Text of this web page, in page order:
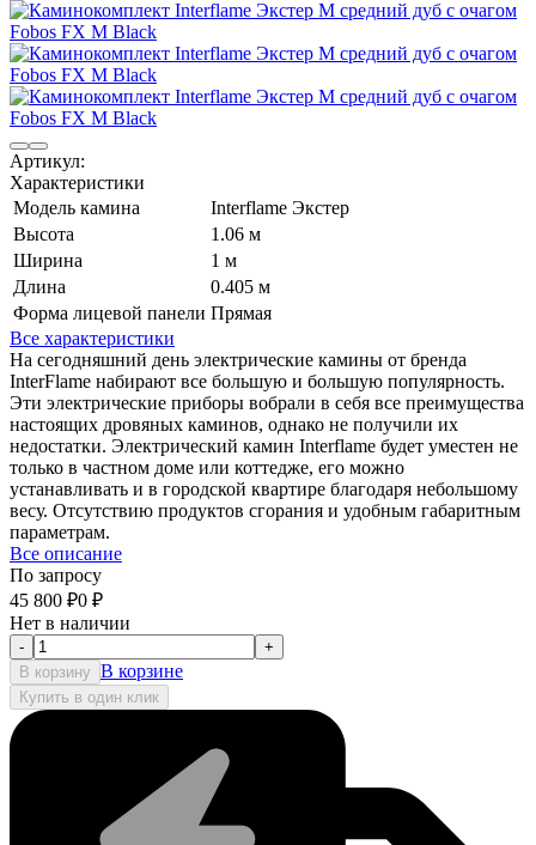
Артикул:
Характеристики
Модель камина
Interflame Экстер
Высота
1.06 м
Ширина
1 м
Длина
0.405 м
Форма лицевой панели Прямая
Все характеристики
На сегодняшний день электрические камины от бренда
InterFlame набирают все большую и большую популярность.
Эти электрические приборы вобрали в себя все преимущества
настоящих дровяных каминов, однако не получили их
недостатки. Электрический камин Interflame будет уместен не
только в частном доме или коттедже, его можно
устанавливать и в городской квартире благодаря небольшому
весу. Отсутствию продуктов сгорания и удобным габаритным
параметрам.
Все описание
По запросу
45 800 ₽0 ₽
Нет в наличии
-
+
В корзину В корзине
Купить в один клик